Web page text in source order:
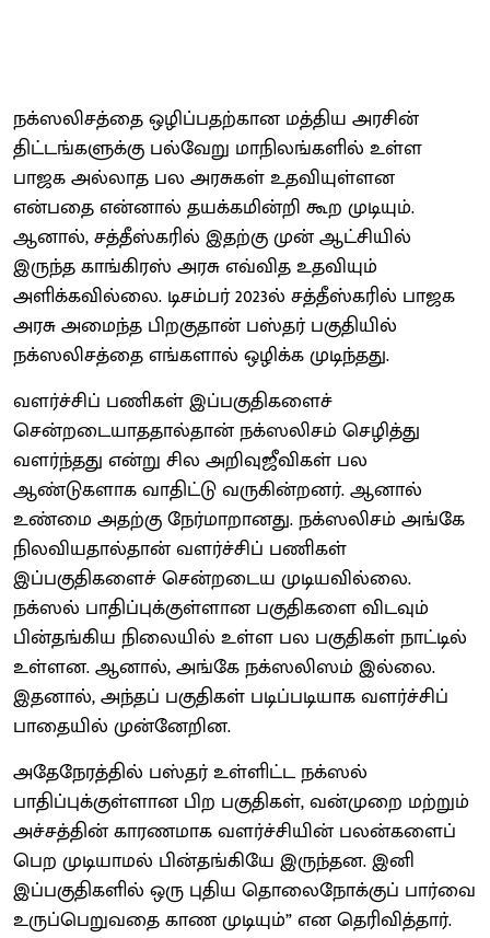
நக்ஸலிசத்தை ஒழிப்பதற்கான மத்திய அரசின்
திட்டங்களுக்கு பல்வேறு மாநிலங்களில் உள்ள
பாஜக அல்லாத பல அரசுகள் உதவியுள்ளன
என்பதை என்னால் தயக்கமின்றி கூற முடியும்.
ஆனால், சத்தீஸ்கரில் இதற்கு முன் ஆட்சியில்
இருந்த காங்கிரஸ் அரசு எவ்வித உதவியும்
அளிக்கவில்லை. டிசம்பர் 2023ல் சத்தீஸ்கரில் பாஜக
அரசு அமைந்த பிறகுதான் பஸ்தர் பகுதியில்
நக்ஸலிசத்தை எங்களால் ஒழிக்க முடிந்தது.
வளர்ச்சிப் பணிகள் இப்பகுதிகளைச்
சென்றடையாததால்தான் நக்ஸலிசம் செழித்து
வளர்ந்தது என்று சில அறிவுஜீவிகள் பல
ஆண்டுகளாக வாதிட்டு வருகின்றனர். ஆனால்
உண்மை அதற்கு நேர்மாறானது. நக்ஸலிசம் அங்கே
நிலவியதால்தான் வளர்ச்சிப் பணிகள்
இப்பகுதிகளைச் சென்றடைய முடியவில்லை.
நக்ஸல் பாதிப்புக்குள்ளான பகுதிகளை விடவும்
பின்தங்கிய நிலையில் உள்ள பல பகுதிகள் நாட்டில்
உள்ளன. ஆனால், அங்கே நக்ஸலிஸம் இல்லை.
இதனால், அந்தப் பகுதிகள் படிப்படியாக வளர்ச்சிப்
பாதையில் முன்னேறின.
அதேநேரத்தில் பஸ்தர் உள்ளிட்ட நக்ஸல்
பாதிப்புக்குள்ளான பிற பகுதிகள், வன்முறை மற்றும்
அச்சத்தின் காரணமாக வளர்ச்சியின் பலன்களைப்
பெற முடியாமல் பின்தங்கியே இருந்தன. இனி
இப்பகுதிகளில் ஒரு புதிய தொலைநோக்குப் பார்வை
உருப்பெறுவதை காண முடியும்” என தெரிவித்தார்.